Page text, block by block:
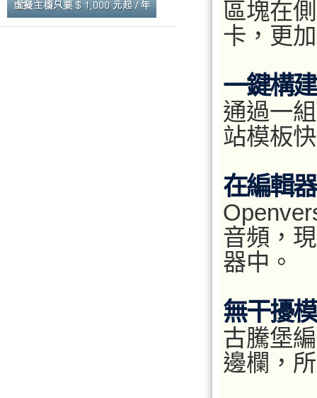
區塊在
卡，更
一鍵構
通過一
站模板
在編輯
音頻，
器中。
無干擾
古騰堡
邊欄，